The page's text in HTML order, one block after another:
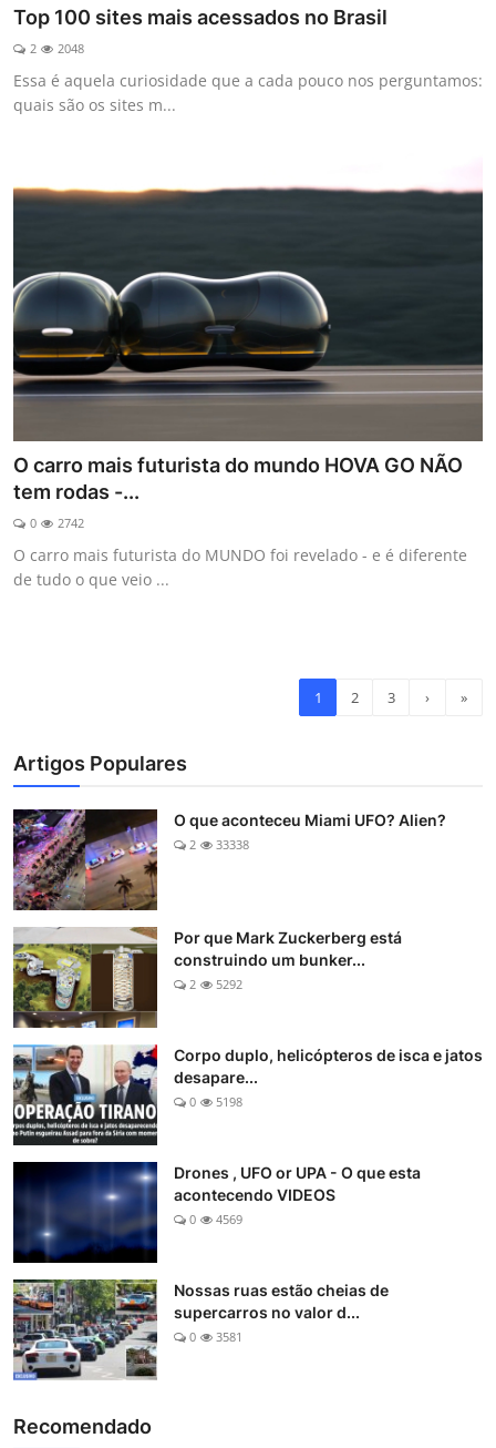
Top 100 sites mais acessados no Brasil
2 2048
Essa é aquela curiosidade que a cada pouco nos perguntamos:
quais são os sites m...
O carro mais futurista do mundo HOVA GO NÃO
tem rodas -...
0 2742
O carro mais futurista do MUNDO foi revelado - e é diferente
de tudo o que veio ...
1 2 3 › »
Artigos Populares
O que aconteceu Miami UFO? Alien?
2 33338
Por que Mark Zuckerberg está
construindo um bunker...
2 5292
Corpo duplo, helicópteros de isca e jatos
desapare...
0 5198
Drones , UFO or UPA - O que esta
acontecendo VIDEOS
0 4569
Nossas ruas estão cheias de
supercarros no valor d...
0 3581
Recomendado